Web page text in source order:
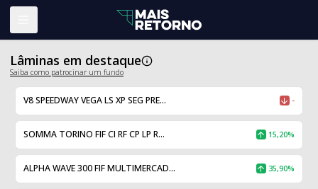
Lâminas em destaque
Saiba como patrocinar um fundo
V8 SPEEDWAY VEGA LS XP SEG PRE... -
SOMMA TORINO FIF CI RF CP LP R... 15,20%
ALPHA WAVE 300 FIF MULTIMERCAD... 35,90%